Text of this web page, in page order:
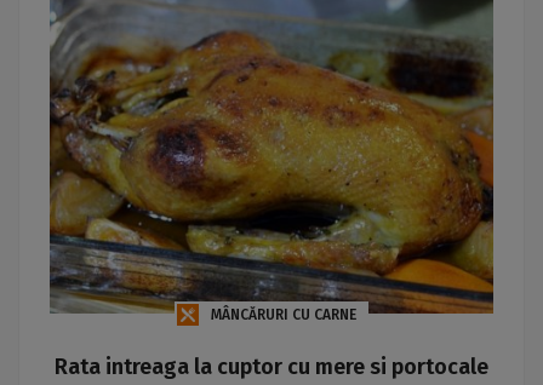
MÂNCĂRURI CU CARNE
Rata intreaga la cuptor cu mere si portocale